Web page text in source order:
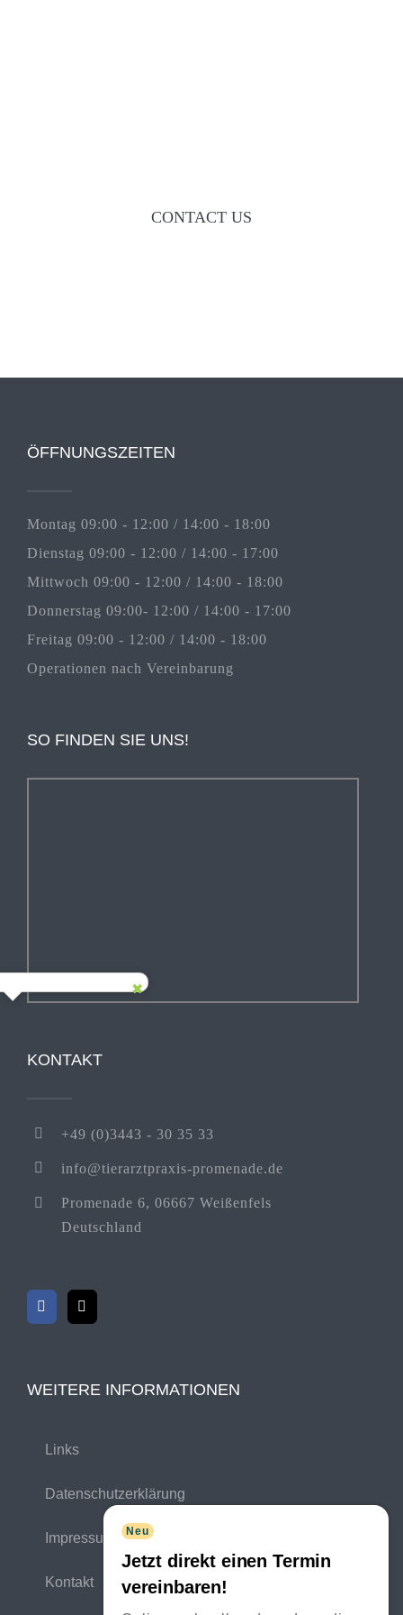
Neu
Jetzt direkt einen Termin
vereinbaren!
CONTACT US
ÖFFNUNGSZEITEN
Montag 09:00 - 12:00 / 14:00 - 18:00
Dienstag 09:00 - 12:00 / 14:00 - 17:00
Mittwoch 09:00 - 12:00 / 14:00 - 18:00
Donnerstag 09:00- 12:00 / 14:00 - 17:00
Freitag 09:00 - 12:00 / 14:00 - 18:00
Operationen nach Vereinbarung
SO FINDEN SIE UNS!
KONTAKT
+49 (0)3443 - 30 35 33
info@tierarztpraxis-promenade.de
Promenade 6, 06667 Weißenfels
Deutschland
WEITERE INFORMATIONEN
Links
Datenschutzerklärung
Impressum
Kontakt